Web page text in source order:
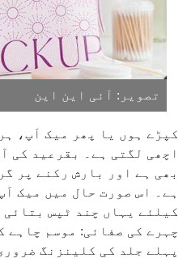
تصویر: آئی این این
کپڑے ہوں یا پھر میک اَپ،
اچھی لگتی ہے۔ بقرعید کی
بھی ہے اور بارش رکنے پر
ہے۔ اس صورت حال میں میک
کیلئے یہاں چند ٹپس بتائی
چہرے کی صفائی: موسم چاہے
پہلے جلد کی کلینزنگ